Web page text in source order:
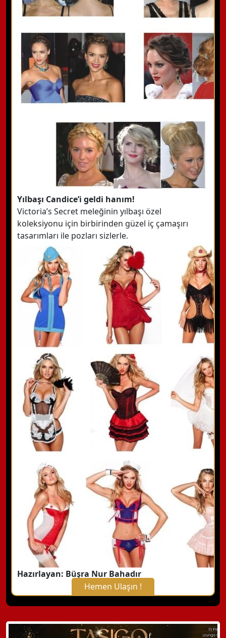
Yılbaşı Candice’i geldi hanım!
Victoria’s Secret meleğinin yılbaşı özel
koleksiyonu için birbirinden güzel iç çamaşırı
tasarımları ile pozları sizlerle.
Hazırlayan: Büşra Nur Bahadır
Hemen Ulaşın !
X Kapat
WhatsApp ile Bilgi Alın